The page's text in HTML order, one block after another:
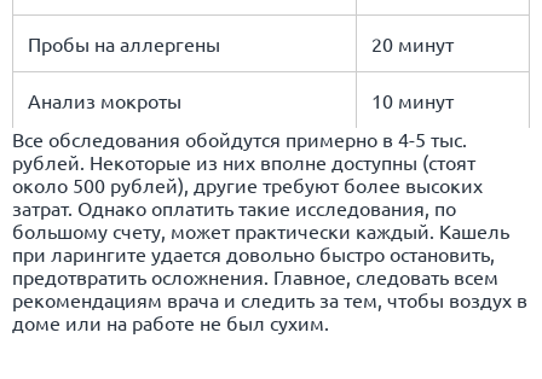
Пробы на аллергены 20 минут
Анализ мокроты
10 минут
Все обследования обойдутся примерно в 4-5 тыс.
рублей. Некоторые из них вполне доступны (стоят
около 500 рублей), другие требуют более высоких
затрат. Однако оплатить такие исследования, по
большому счету, может практически каждый. Кашель
при ларингите удается довольно быстро остановить,
предотвратить осложнения. Главное, следовать всем
рекомендациям врача и следить за тем, чтобы воздух в
доме или на работе не был сухим.